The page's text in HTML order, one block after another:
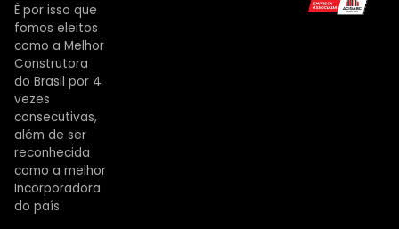
É por isso que
fomos eleitos
como a Melhor
Construtora
do Brasil por 4
vezes
consecutivas,
além de ser
reconhecida
como a melhor
Incorporadora
do país.